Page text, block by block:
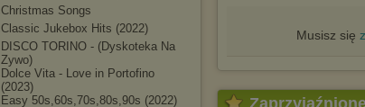
Christmas Songs
Classic Jukebox Hits (2022)
DISCO TORINO - (Dyskoteka Na
Zywo)
Dolce Vita - Love in Portofino
(2023)
Easy 50s,60s,70s,80s,90s (2022)
Musisz się